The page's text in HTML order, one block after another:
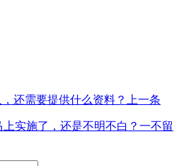
还需要提供什么资料？ 上一条
实施了，还是不明不白？一不留